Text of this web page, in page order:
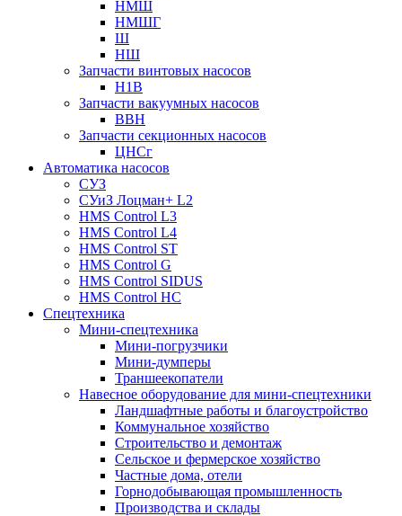
НМШ
НМШГ
Ш
НШ
Запчасти винтовых насосов
Н1В
Запчасти вакуумных насосов
ВВН
Запчасти секционных насосов
ЦНСг
Автоматика насосов
СУЗ
СУиЗ Лоцман+ L2
HMS Control L3
HMS Control L4
HMS Control ST
HMS Control G
HMS Control SIDUS
HMS Control HC
Спецтехника
Мини-спецтехника
Мини-погрузчики
Мини-думперы
Траншеекопатели
Навесное оборудование для мини-спецтехники
Ландшафтные работы и благоустройство
Коммунальное хозяйство
Строительство и демонтаж
Сельское и фермерское хозяйство
Частные дома, отели
Горнодобывающая промышленность
Производства и склады